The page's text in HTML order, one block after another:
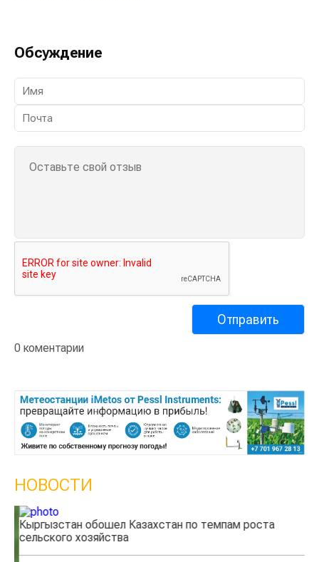
Обсуждение
0 коментарии
НОВОСТИ
Кыргызстан обошел Казахстан по темпам роста
сельского хозяйства